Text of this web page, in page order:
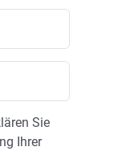
Sie
Ihrer